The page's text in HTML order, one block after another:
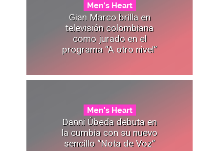
Men's Heart
Gian Marco brilla en
televisión colombiana
como jurado en el
programa “A otro nivel”
Men's Heart
Danni Úbeda debuta en
la cumbia con su nuevo
sencillo “Nota de Voz”